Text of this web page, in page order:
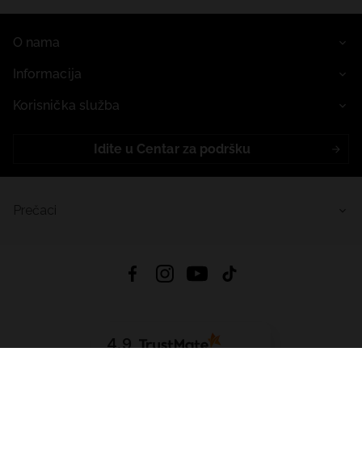
O nama
Informacija
Korisnička služba
Idite u Centar za podršku
4.9